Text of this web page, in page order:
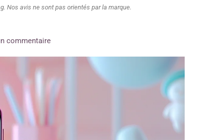
Nos avis ne sont pas orientés par la marque.
commentaire